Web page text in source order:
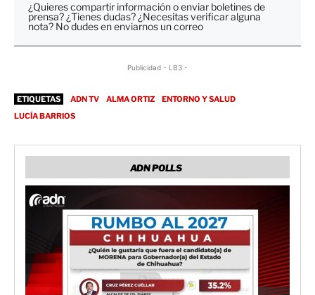
¿Quieres compartir información o enviar boletines de
prensa? ¿Tienes dudas? ¿Necesitas verificar alguna
nota? No dudes en enviarnos un correo
Publicidad - LB3 -
ETIQUETAS ADN TV ALMA ORTIZ
ENTORNO Y SALUD
LUCÍA BARRIOS
ADN POLLS